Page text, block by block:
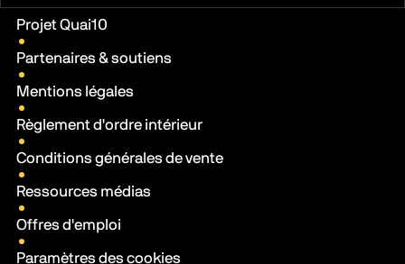
Liens pratiques
Projet Quai10
Partenaires & soutiens
Mentions légales
Règlement d'ordre intérieur
Conditions générales de vente
Ressources médias
Offres d'emploi
Paramètres des cookies